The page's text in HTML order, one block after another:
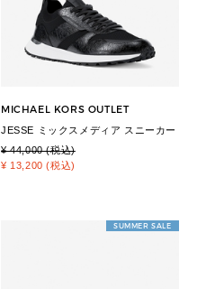
MICHAEL KORS OUTLET
JESSE ミックスメディア スニーカー
¥ 44,000 (税込)
¥ 13,200 (税込)
SUMMER SALE